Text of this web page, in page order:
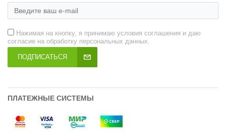
Нажимая на кнопку, я принимаю условия соглашения и даю
согласие на обработку персональных данных.
ПОДПИСАТЬСЯ
ПЛАТЕЖНЫЕ СИСТЕМЫ